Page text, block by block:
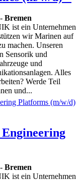
Bremen
ist ein Unternehmen
wir Marinen auf
machen. Unseren
Sensorik und
und
Alles
Werde Teil
und...
Bremen
ist ein Unternehmen